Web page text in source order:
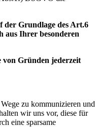
der Grundlage des Art.6
aus Ihrer besonderen
von Gründen jederzeit
zu kommunizieren und
wir uns vor, diese für
eine sparsame